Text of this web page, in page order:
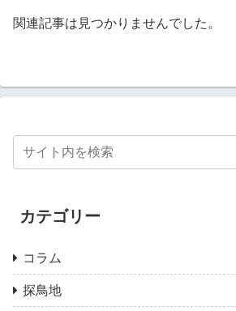
関連記事は見つかりませんでした。
カテゴリー
コラム
探鳥地